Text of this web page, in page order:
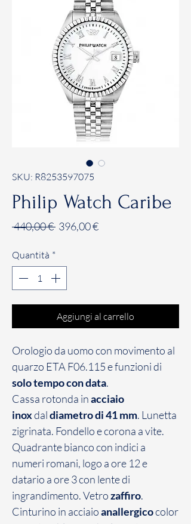
SKU: R8253597075
Philip Watch Caribe
440,00 € Prezzo
396,00 €Prezzo
Quantità *
Aggiungi al carrello
Orologio da uomo con movimento al
quarzo ETA F06.115 e funzioni di
solo tempo con data.
Cassa rotonda inacciaio
inoxdaldiametro di 41 mm. Lunetta
zigrinata. Fondello e corona a vite.
Quadrante bianco con indici a
numeri romani, logo a ore 12 e
datario a ore 3 con lente di
ingrandimento. Vetrozaffiro.
Cinturino in acciaioanallergicocolor